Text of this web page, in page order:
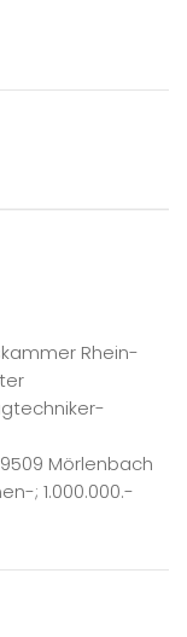
Rhein-
Mörlenbach
; 1.000.000.-